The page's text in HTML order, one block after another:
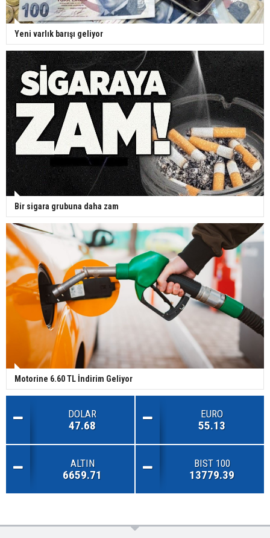
Yeni varlık barışı geliyor
Bir sigara grubuna daha zam
Motorine 6.60 TL İndirim Geliyor
DOLAR
47.68
EURO
55.13
ALTIN
6659.71
BIST 100
13779.39